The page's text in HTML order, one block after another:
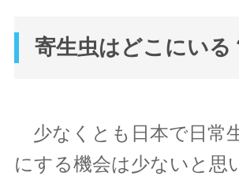
寄生虫はどこにいる
少なくとも日本で日常
にする機会は少ないと思